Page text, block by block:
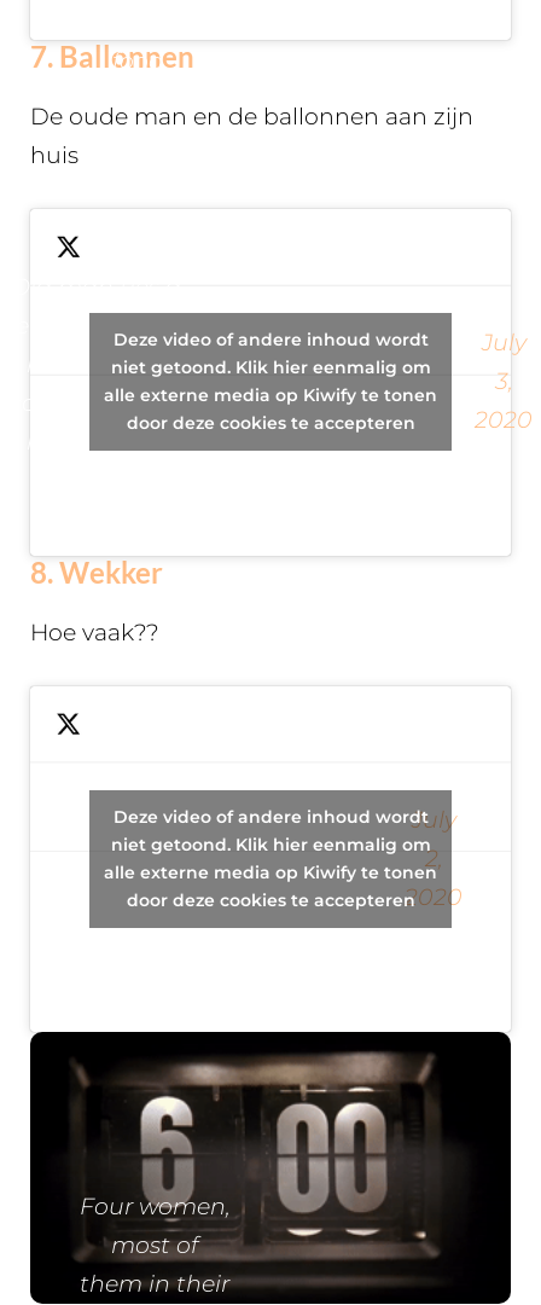
food.
7. Ballonnen
De oude man en de ballonnen aan zijn
huis
few balloons to
his house to
commemorate
his late wife.
????????????????????????
{Romina}
(@REDROMINA)
July
3,
2020
Deze video of andere inhoud wordt
niet getoond. Klik hier eenmalig om
alle externe media op Kiwify te tonen
door deze cookies te accepteren
8. Wekker
Hoe vaak??
Man turns
off alarm
clock 3176
times.
Calm – Travel
Vlog
(@after_calm)
July
2,
2020
Deze video of andere inhoud wordt
niet getoond. Klik hier eenmalig om
alle externe media op Kiwify te tonen
door deze cookies te accepteren
Four women,
most of
them in their